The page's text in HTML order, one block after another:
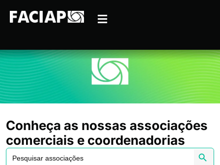
Conheça as nossas associações
comerciais e coordenadorias
Search
for: